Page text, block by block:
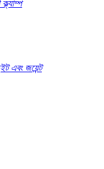
এবং জয়েন্ট